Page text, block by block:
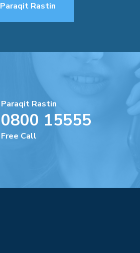
Paraqit Rastin
Paraqit Rastin
0800 15555
Free Call